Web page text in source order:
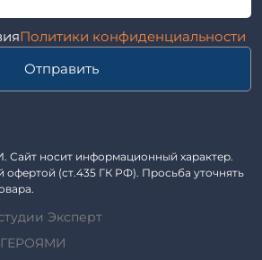
общественных зданий
Политики конфиденциальности
Отправить
Сайт носит информационный характер.
офертой (ст.435 ГК РФ). Просьба уточнять
Эксперт
ГЕРОЯМИ